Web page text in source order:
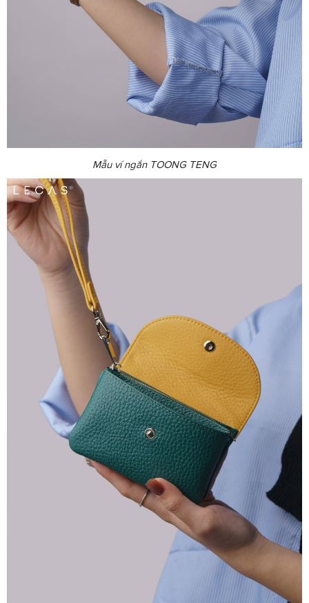
Mẫu ví ngắn TOONG TENG